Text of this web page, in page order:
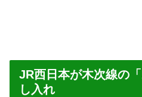
JR西日本が木次線の
し入れ